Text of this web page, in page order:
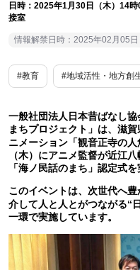
日時：2025年1月30日（木）14
接室
情報解禁日時：2025年02月05
#教育 #地域活性・地方創
一般社団法人日本昔ばなし
まちプロジェクト」は、滋
ニメーション「観音正寺の
（木）にアニメ監督が近江
「海ノ民話のまち」認定式を
このイベントは、次世代へ
介して人と人とがつながる“
一環で実施しています。